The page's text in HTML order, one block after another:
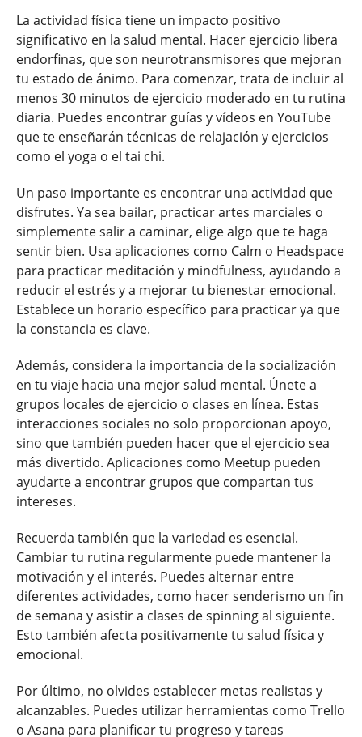
La actividad física tiene un impacto positivo
significativo en la salud mental. Hacer ejercicio libera
endorfinas, que son neurotransmisores que mejoran
tu estado de ánimo. Para comenzar, trata de incluir al
menos 30 minutos de ejercicio moderado en tu rutina
diaria. Puedes encontrar guías y vídeos en YouTube
que te enseñarán técnicas de relajación y ejercicios
como el yoga o el tai chi.
Un paso importante es encontrar una actividad que
disfrutes. Ya sea bailar, practicar artes marciales o
simplemente salir a caminar, elige algo que te haga
sentir bien. Usa aplicaciones como Calm o Headspace
para practicar meditación y mindfulness, ayudando a
reducir el estrés y a mejorar tu bienestar emocional.
Establece un horario específico para practicar ya que
la constancia es clave.
Además, considera la importancia de la socialización
en tu viaje hacia una mejor salud mental. Únete a
grupos locales de ejercicio o clases en línea. Estas
interacciones sociales no solo proporcionan apoyo,
sino que también pueden hacer que el ejercicio sea
más divertido. Aplicaciones como Meetup pueden
ayudarte a encontrar grupos que compartan tus
intereses.
Recuerda también que la variedad es esencial.
Cambiar tu rutina regularmente puede mantener la
motivación y el interés. Puedes alternar entre
diferentes actividades, como hacer senderismo un fin
de semana y asistir a clases de spinning al siguiente.
Esto también afecta positivamente tu salud física y
emocional.
Por último, no olvides establecer metas realistas y
alcanzables. Puedes utilizar herramientas como Trello
o Asana para planificar tu progreso y tareas